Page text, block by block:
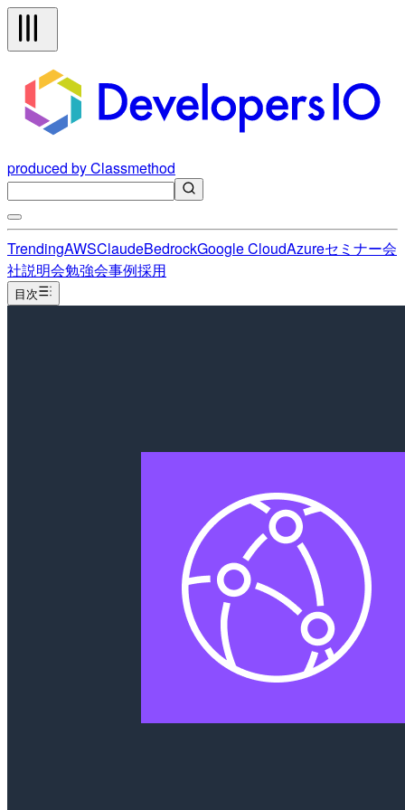
produced by Classmethod
TrendingAWSClaudeBedrockGoogle CloudAzureセミナー会
社説明会勉強会事例採用
目次